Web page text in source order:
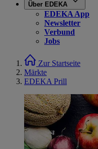
Über EDEKA
EDEKA App
Newsletter
Verbund
Jobs
Zur Startseite
Märkte
EDEKA Prill